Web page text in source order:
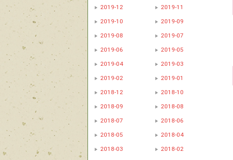
2019-12
2019-11
2019-10
2019-09
2019-08
2019-07
2019-06
2019-05
2019-04
2019-03
2019-02
2019-01
2018-12
2018-10
2018-09
2018-08
2018-07
2018-06
2018-05
2018-04
2018-03
2018-02